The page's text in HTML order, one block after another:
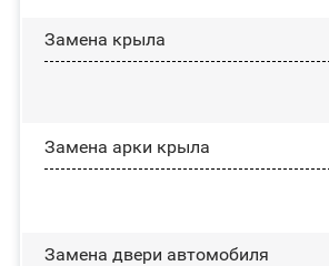
Замена крыла
Замена арки крыла
Замена двери автомобиля